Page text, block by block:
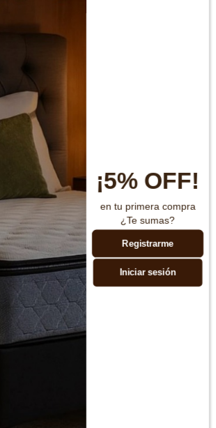
Almohadon Velvet 45x45 Azul
¡5% OFF!
en tu primera compra
¿Te sumas?
Registrarme
Iniciar sesión